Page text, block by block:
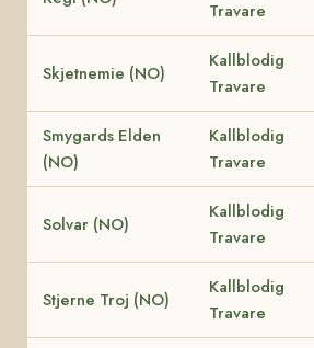
Travare
Skjetnemie (NO)
Kallblodig
Travare
Smygards Elden
(NO)
Kallblodig
Travare
Solvar (NO)
Kallblodig
Travare
Stjerne Troj (NO)
Kallblodig
Travare